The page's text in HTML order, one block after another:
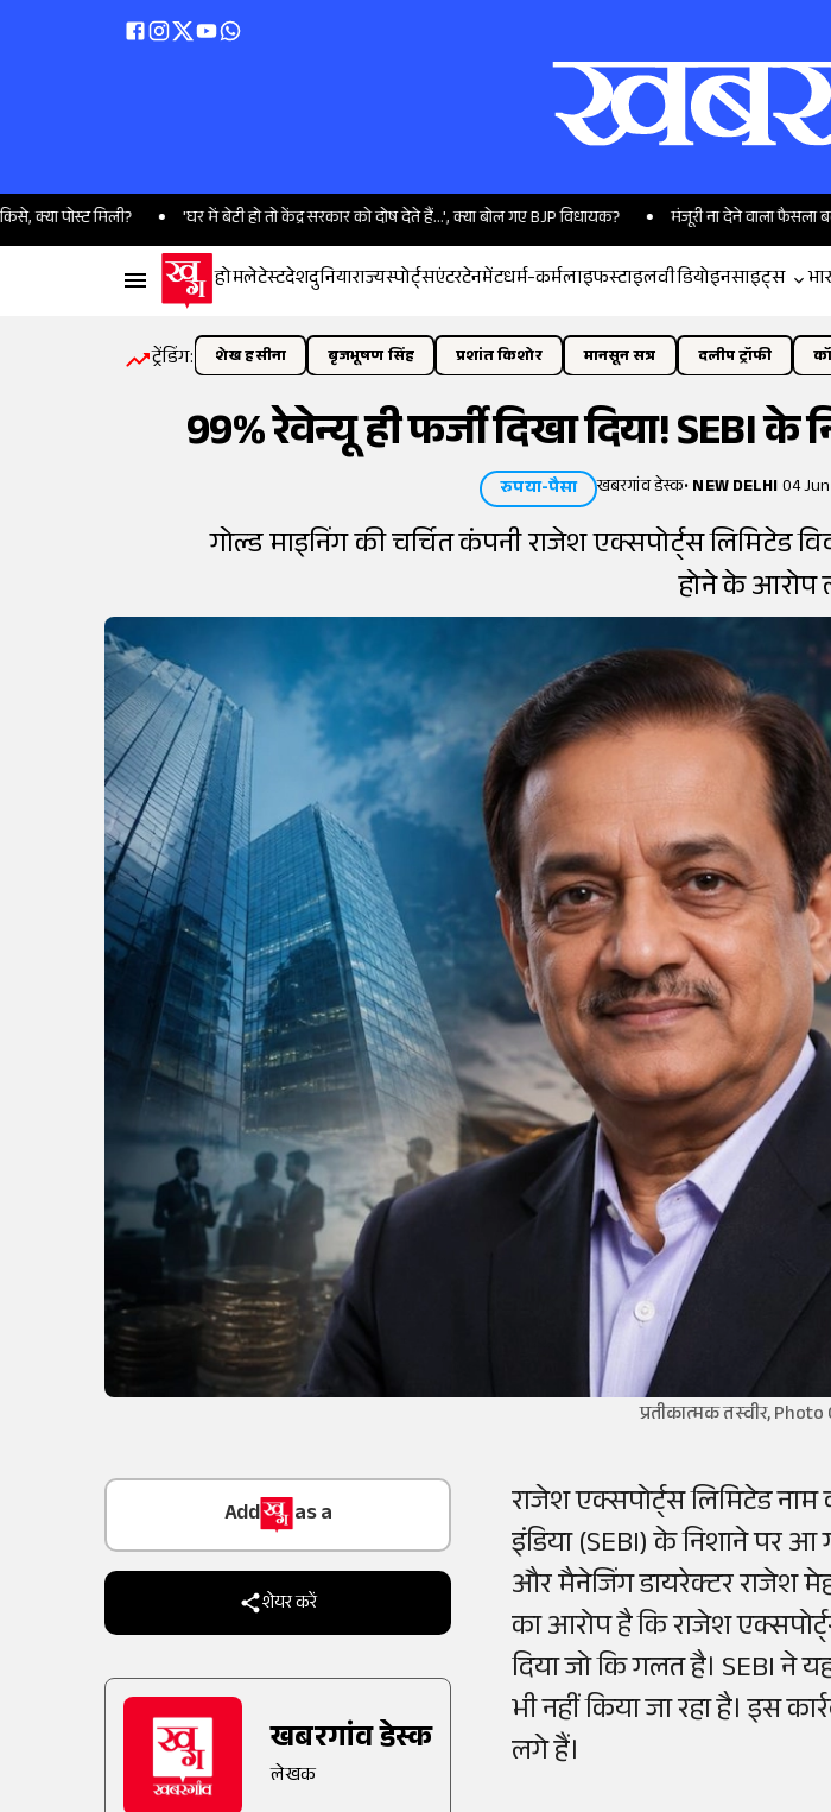
मिली? 'घर में बेटी हो तो केंद्र सरकार को दोष देते हैं...', क्या बोल गए BJP विधायक? मंजूरी ना देने वाला फैसला बदला,
होमलेटेस्टदेशदुनियाराज्यस्पोर्ट्सएंटरटेनमेंटधर्म-कर्मलाइफस्टाइलवीडियोइनसाइट्स
ट्रेंडिंग: शेख हसीना बृजभूषण सिंह प्रशांत किशोर मानसून सत्र दलीप ट्रॉफी
99% रेवेन्यू ही फर्जी दिखा दिया! SEBI
रुपया-पैसा खबरगांव डेस्क•NEW DELHI04
गोल्ड माइनिंग की चर्चित कंपनी राजेश एक्सपोर्ट्स लिमिटेड
होने के आरोप
प्रतीकात्मक तस्वीर,
Trusted Source on
शेयर करें
खबरगांव डेस्क
लेखक
राजेश एक्सपोर्ट्स लिमिटेड
इंडिया (SEBI) के निशाने पर
और मैनेजिंग डायरेक्टर राजेश
का आरोप है कि राजेश
दिया जो कि गलत है। SEBI
भी नहीं किया जा रहा है। इस
लगे हैं।